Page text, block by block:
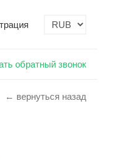
обратный звонок
← вернуться назад